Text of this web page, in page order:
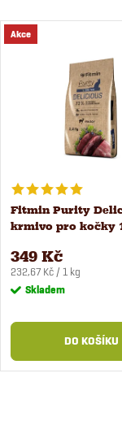
Akce
Fitmin Purity
krmivo pro kočky
349 Kč
Měrná
cena:
232,67 Kč / 1 kg
Skladem
DO KOŠÍKU